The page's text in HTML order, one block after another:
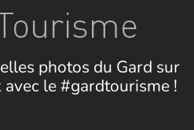
photos du Gard sur
le #gardtourisme !